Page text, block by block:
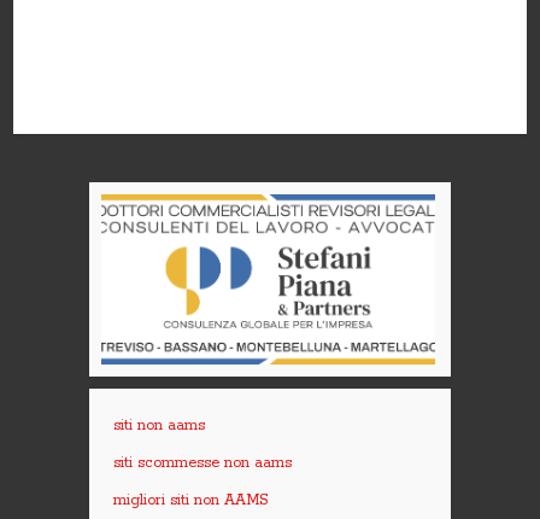
siti non aams
siti scommesse non aams
migliori siti non AAMS